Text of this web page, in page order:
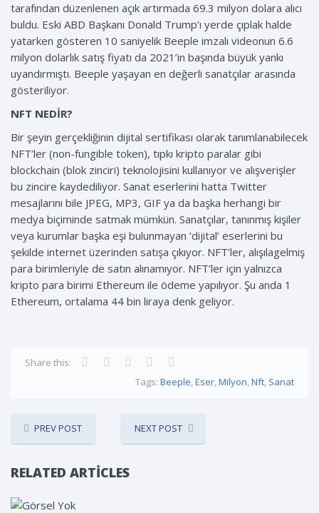
tarafından düzenlenen açık artırmada 69.3 milyon dolara alıcı
buldu. Eski ABD Başkanı Donald Trump’ı yerde çıplak halde
yatarken gösteren 10 saniyelik Beeple imzalı videonun 6.6
milyon dolarlık satış fiyatı da 2021’in başında büyük yankı
uyandırmıştı. Beeple yaşayan en değerli sanatçılar arasında
gösteriliyor.
NFT NEDİR?
Bir şeyin gerçekliğinin dijital sertifikası olarak tanımlanabilecek
NFT’ler (non-fungible token), tıpkı kripto paralar gibi
blockchain (blok zinciri) teknolojisini kullanıyor ve alışverişler
bu zincire kaydediliyor. Sanat eserlerini hatta Twitter
mesajlarını bile JPEG, MP3, GIF ya da başka herhangi bir
medya biçiminde satmak mümkün. Sanatçılar, tanınmış kişiler
veya kurumlar başka eşi bulunmayan ‘dijital’ eserlerini bu
şekilde internet üzerinden satışa çıkıyor. NFT’ler, alışılagelmiş
para birimleriyle de satın alınamıyor. NFT’ler için yalnızca
kripto para birimi Ethereum ile ödeme yapılıyor. Şu anda 1
Ethereum, ortalama 44 bin liraya denk geliyor.
Share this:
Tags: Beeple,Eser,Milyon,Nft, Sanat
PREV POST NEXT POST
RELATED ARTICLES